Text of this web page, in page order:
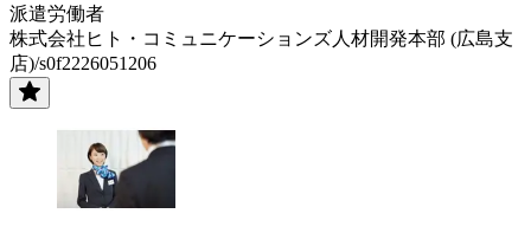
派遣労働者
株式会社ヒト・コミュニケーションズ人材開発本部 (広島支
店)/s0f2226051206